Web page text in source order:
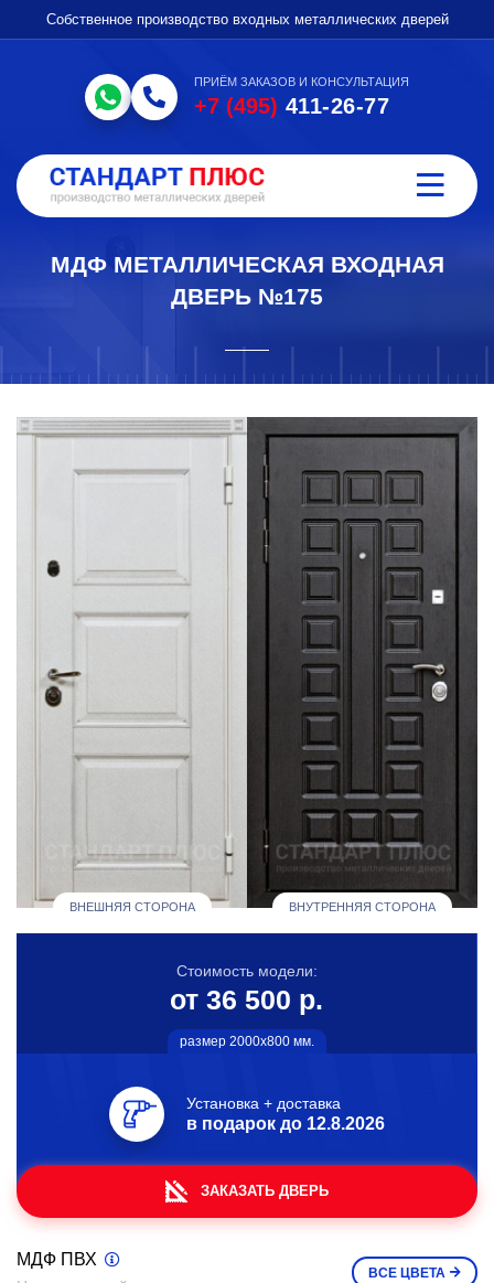
Собственное производство входных металлических дверей
ПРИЁМ ЗАКАЗОВ И КОНСУЛЬТАЦИЯ
+7 (495) 411-26-77
МДФ МЕТАЛЛИЧЕСКАЯ ВХОДНАЯ
ДВЕРЬ №175
ВНЕШНЯЯ СТОРОНА ВНУТРЕННЯЯ СТОРОНА
Стоимость модели:
от 36 500 р.
размер 2000х800 мм.
Установка + доставка
в подарок до 12.8.2026
ЗАКАЗАТЬ ДВЕРЬ
МДФ ПВХ
ВСЕ ЦВЕТА